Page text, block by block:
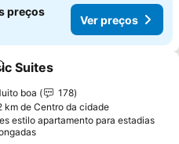
preços
Ver preços
aos favoritos
Suites
boa
178
km de Centro da cidade
estilo apartamento para estadias